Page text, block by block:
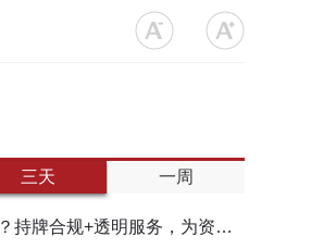
三天 一周
+透明服务，为资金周转筑牢多重保障